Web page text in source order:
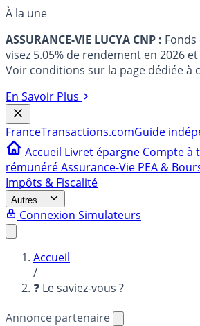
À la une
ASSURANCE-VIE LUCYA CNP : Fonds
visez 5.05% de rendement en 2026
Voir conditions sur la page dédiée à
En Savoir Plus
FranceTransactions.comGuide
Accueil Livret épargne Compte à
rémunéréAssurance-Vie PEA &
Impôts & Fiscalité
Autres...
Connexion Simulateurs
Accueil
/
❓ Le saviez-vous ?
Annonce partenaire